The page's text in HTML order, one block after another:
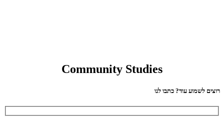
Community Studies
רוצים לשמוע עוד? כתבו לנו